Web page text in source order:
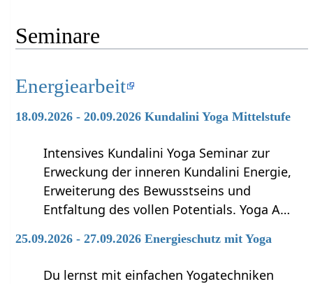
Seminare
Energiearbeit
18.09.2026 - 20.09.2026 Kundalini Yoga Mittelstufe
Intensives Kundalini Yoga Seminar zur
Erweckung der inneren Kundalini Energie,
Erweiterung des Bewusstseins und
Entfaltung des vollen Potentials. Yoga A…
25.09.2026 - 27.09.2026 Energieschutz mit Yoga
Du lernst mit einfachen Yogatechniken